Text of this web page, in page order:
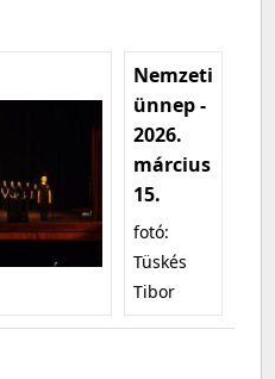
Nemzeti
ünnep -
2026.
március
15.
fotó:
Tüskés
Tibor